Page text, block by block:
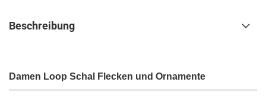
Beschreibung
Damen Loop Schal Flecken und Ornamente